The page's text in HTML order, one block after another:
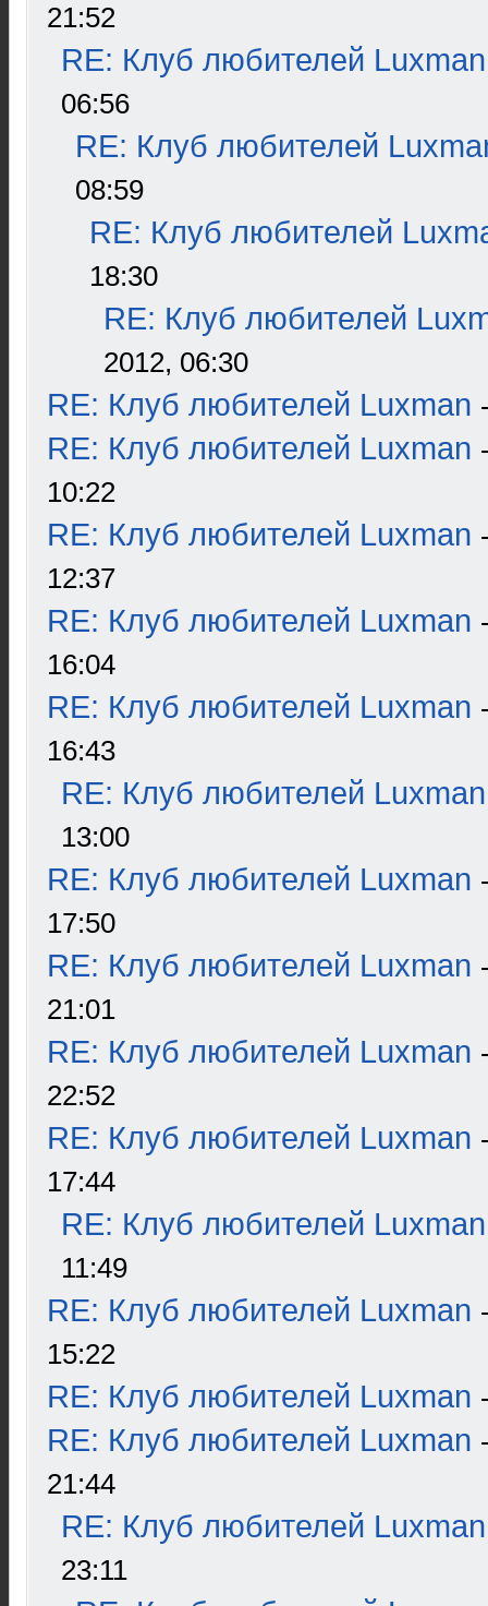
21:52
RE: Клуб любителей Luxman
06:56
RE: Клуб любителей
08:59
RE: Клуб любителей
18:30
RE: Клуб любителей
2012, 06:30
RE: Клуб любителей Luxman
RE: Клуб любителей Luxman
10:22
RE: Клуб любителей Luxman
12:37
RE: Клуб любителей Luxman
16:04
RE: Клуб любителей Luxman
16:43
RE: Клуб любителей Luxman
13:00
RE: Клуб любителей Luxman
17:50
RE: Клуб любителей Luxman
21:01
RE: Клуб любителей Luxman
22:52
RE: Клуб любителей Luxman
17:44
RE: Клуб любителей Luxman
11:49
RE: Клуб любителей Luxman
15:22
RE: Клуб любителей Luxman
RE: Клуб любителей Luxman
21:44
RE: Клуб любителей Luxman
23:11